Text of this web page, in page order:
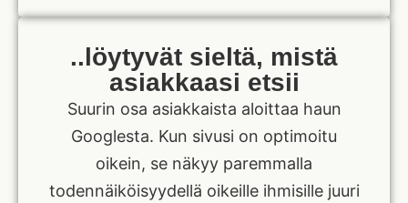
..löytyvät sieltä, mistä
asiakkaasi etsii
Suurin osa asiakkaista aloittaa haun
Googlesta. Kun sivusi on optimoitu
oikein, se näkyy paremmalla
todennäiköisyydellä oikeille ihmisille juuri